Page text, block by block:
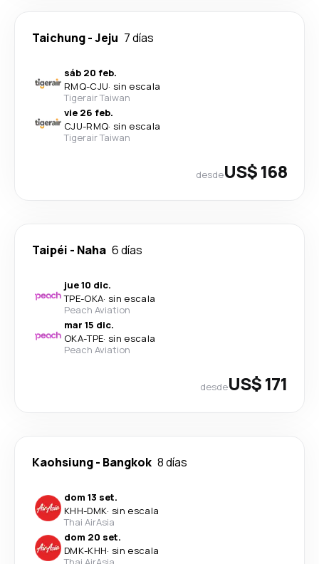
Taichung-Jeju 7 días
sáb 20 feb.
RMQ-CJU· sin escala
Tigerair Taiwan
vie 26 feb.
CJU-RMQ· sin escala
Tigerair Taiwan
desdeUS$ 168
Taipéi - Naha 6 días
jue 10 dic.
TPE-OKA· sin escala
Peach Aviation
mar 15 dic.
OKA-TPE· sin escala
Peach Aviation
desdeUS$ 171
Kaohsiung- Bangkok 8 días
dom 13 set.
KHH-DMK· sin escala
Thai AirAsia
dom 20 set.
DMK-KHH· sin escala